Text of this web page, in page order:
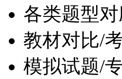
各类题型
教材对比/
模拟试题/